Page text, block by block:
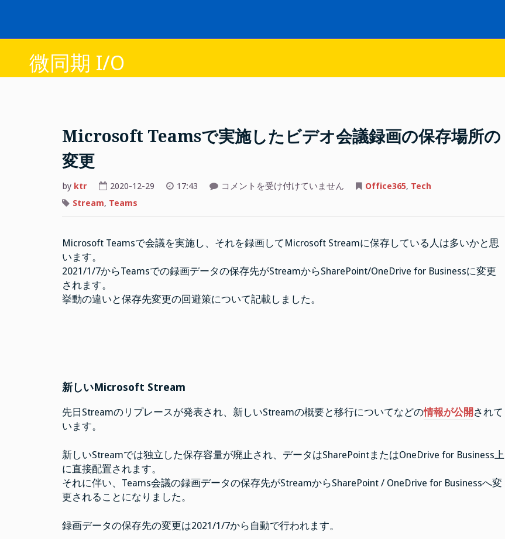
微同期 I/O
Microsoft Teamsで実施したビデオ会議録画の保存場所の
変更
by ktr 2020-12-29 17:43 Microsoft
ビ
デ
会
議
の
コメントを受け付けていません Office365, Tech
Stream, Teams
Microsoft Teamsで会議を実施し、それを録画してMicrosoft Streamに保存している人は多いかと思
います。
2021/1/7からTeamsでの録画データの保存先がStreamからSharePoint/OneDrive for Businessに変更
されます。
挙動の違いと保存先変更の回避策について記載しました。
新しいMicrosoft Stream
先日Streamのリプレースが発表され、新しいStreamの概要と移行についてなどの情報が公開 されて
います。
新しいStreamでは独立した保存容量が廃止され、データはSharePointまたはOneDrive for Business上
に直接配置されます。
それに伴い、Teams会議の録画データの保存先がStreamからSharePoint / OneDrive for Businessへ変
更されることになりました。
録画データの保存先の変更は2021/1/7から自動で行われます。